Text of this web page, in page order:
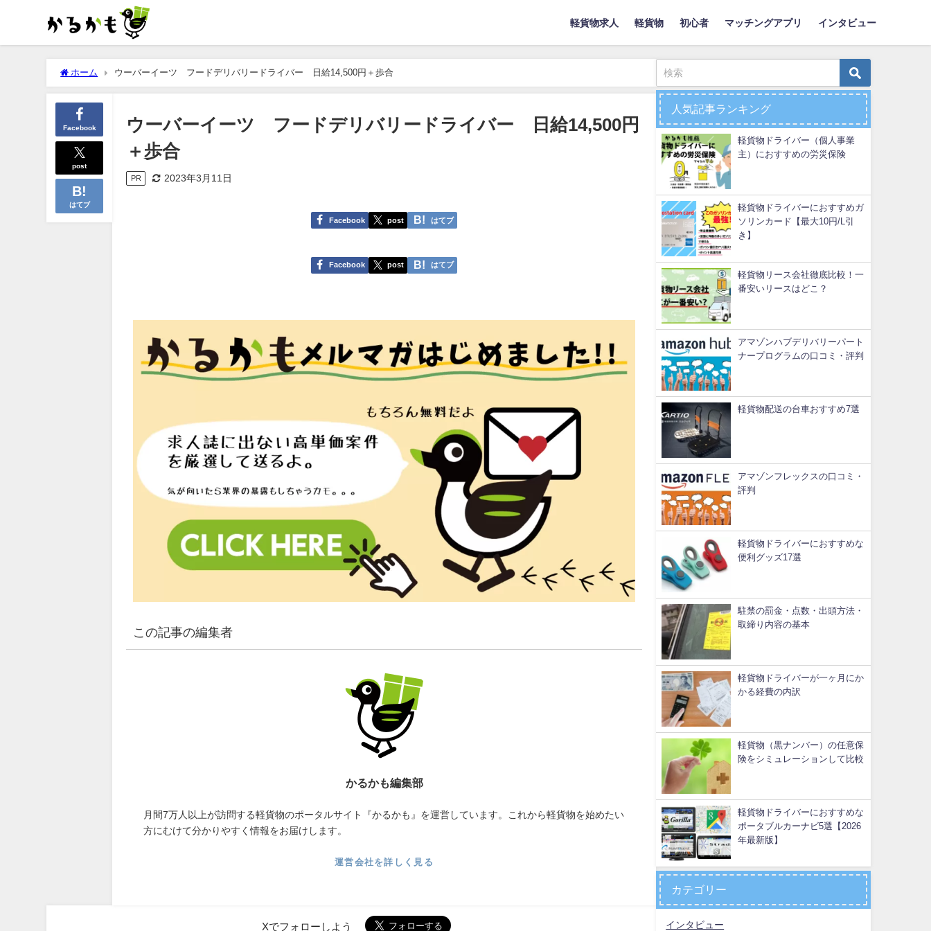
軽貨物求人 軽貨物 初心者 マッチングアプリ インタビュー
ホーム ウーバーイーツ フードデリバリードライバー 日給14,500円＋歩合
Facebook
post
はてブ
ウーバーイーツ フードデリバリードライバー 日給14,500円
＋歩合
PR 2023年3月11日
Facebook post はてブ
Facebook post はてブ
この記事の編集者
かるかも編集部
月間7万人以上が訪問する軽貨物のポータルサイト『かるかも』を運営しています。これから軽貨物を始めたい
方にむけて分かりやすく情報をお届けします。
運営会社を詳しく見る
Xでフォローしよう
人気記事ランキング
軽貨物ドライバー（個人事業
主）におすすめの労災保険
軽貨物ドライバーにおすすめガ
ソリンカード【最大10円/L引
き】
軽貨物リース会社徹底比較！一
番安いリースはどこ？
アマゾンハブデリバリーパート
ナープログラムの口コミ・評判
軽貨物配送の台車おすすめ7選
アマゾンフレックスの口コミ・
評判
軽貨物ドライバーにおすすめな
便利グッズ17選
駐禁の罰金・点数・出頭方法・
取締り内容の基本
軽貨物ドライバーが一ヶ月にか
かる経費の内訳
軽貨物（黒ナンバー）の任意保
険をシミュレーションして比較
軽貨物ドライバーにおすすめな
ポータブルカーナビ5選【2026
年最新版】
カテゴリー
インタビュー